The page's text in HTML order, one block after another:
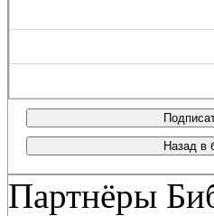
Назад в
Партнёры